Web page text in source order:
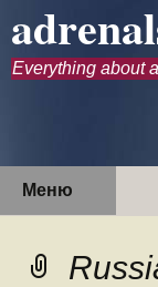
Everything about
Меню